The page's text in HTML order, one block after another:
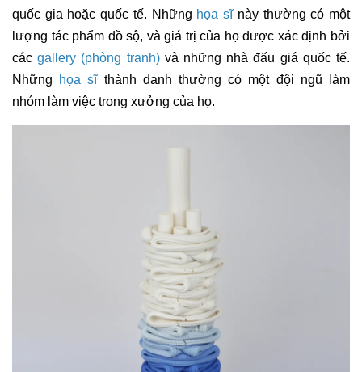
quốc gia hoặc quốc tế. Những họa sĩnày thường có một
lượng tác phẩm đồ sộ, và giá trị của họ được xác định bởi
cácgallery (phòng tranh)và những nhà đấu giá quốc tế.
Những
họa sĩthành danh thường có một đội ngũ làm
nhóm làm việc trong xưởng của họ.